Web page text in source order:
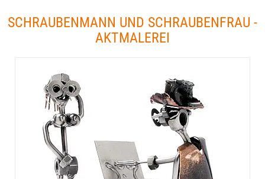
SCHRAUBENMANN UND SCHRAUBENFRAU -
AKTMALEREI